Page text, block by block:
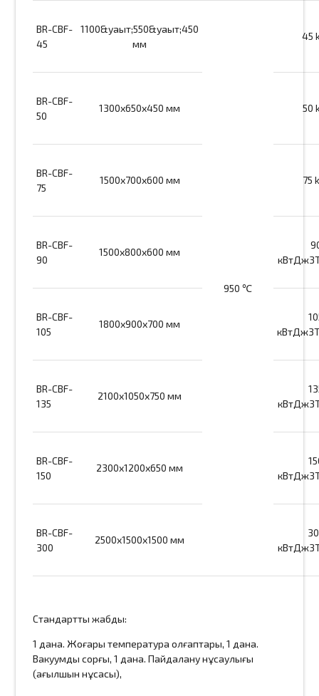
BR-CBF-
45
1100&уақыт;550&уақыт;450
мм
950 ℃
45
BR-CBF-
50
1300х650х450 мм 50
BR-CBF-
75
1500х700х600 мм 75
BR-CBF-
90
1500x800x600 мм
BR-CBF-
105
1800х900х700 мм
BR-CBF-
135
2100х1050х750 мм
BR-CBF-
150
2300х1200х650 мм
BR-CBF-
300
2500х1500х1500 мм
Стандартты жабдық:
1 дана. Жоғары температура қолғаптары, 1 дана.
Вакуумдық сорғы, 1 дана. Пайдалану нұсқаулығы
(ағылшын нұсқасы),